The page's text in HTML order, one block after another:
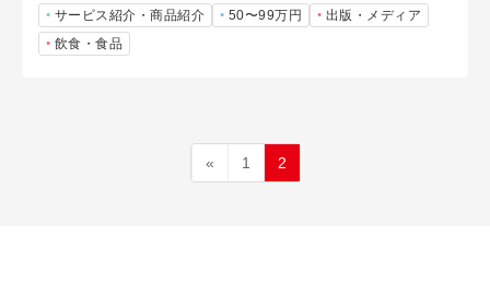
サービス紹介・商品紹介 50〜99万円
出版・メディア
飲食・食品
« 1 2